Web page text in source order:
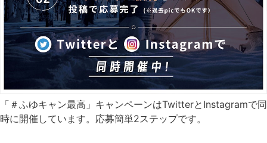
「＃ふゆキャン最高」キャンペーンはTwitterとInstagramで同
時に開催しています。応募簡単2ステップです。